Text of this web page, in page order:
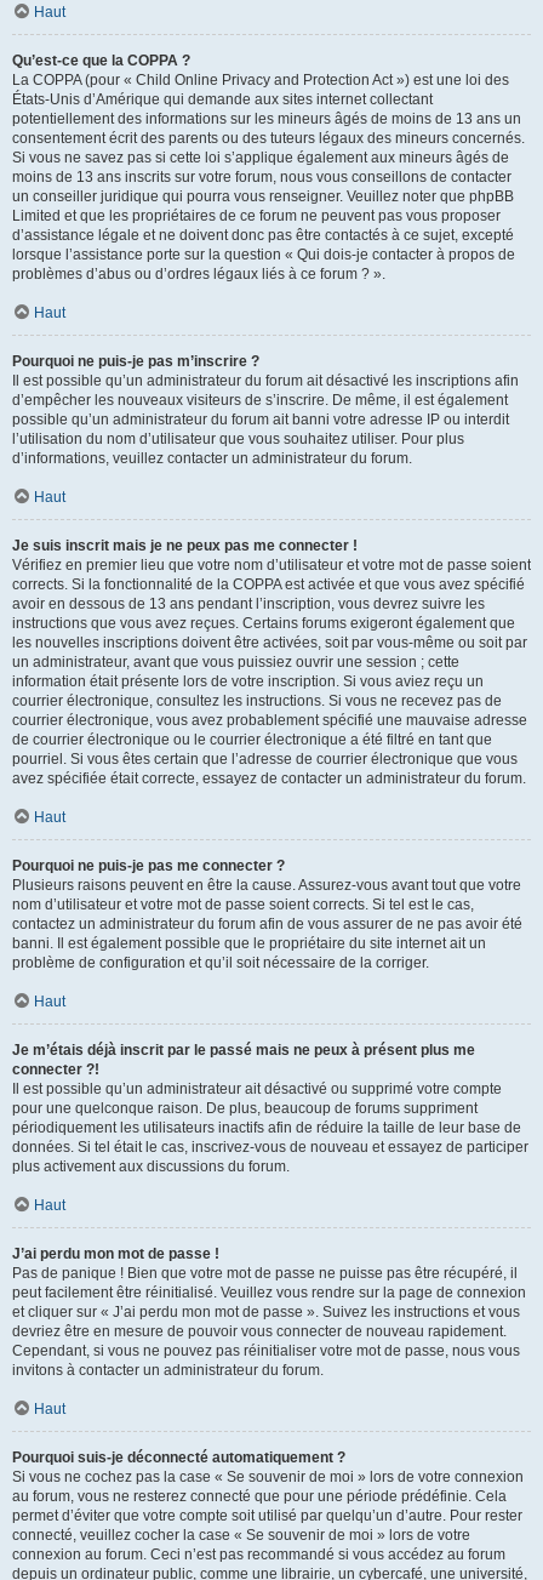
Haut
Qu’est-ce que la COPPA ?
La COPPA (pour « Child Online Privacy and Protection Act ») est une loi des
États-Unis d’Amérique qui demande aux sites internet collectant
potentiellement des informations sur les mineurs âgés de moins de 13 ans un
consentement écrit des parents ou des tuteurs légaux des mineurs concernés.
Si vous ne savez pas si cette loi s’applique également aux mineurs âgés de
moins de 13 ans inscrits sur votre forum, nous vous conseillons de contacter
un conseiller juridique qui pourra vous renseigner. Veuillez noter que phpBB
Limited et que les propriétaires de ce forum ne peuvent pas vous proposer
d’assistance légale et ne doivent donc pas être contactés à ce sujet, excepté
lorsque l’assistance porte sur la question « Qui dois-je contacter à propos de
problèmes d’abus ou d’ordres légaux liés à ce forum ? ».
Haut
Pourquoi ne puis-je pas m’inscrire ?
Il est possible qu’un administrateur du forum ait désactivé les inscriptions afin
d’empêcher les nouveaux visiteurs de s’inscrire. De même, il est également
possible qu’un administrateur du forum ait banni votre adresse IP ou interdit
l’utilisation du nom d’utilisateur que vous souhaitez utiliser. Pour plus
d’informations, veuillez contacter un administrateur du forum.
Haut
Je suis inscrit mais je ne peux pas me connecter !
Vérifiez en premier lieu que votre nom d’utilisateur et votre mot de passe soient
corrects. Si la fonctionnalité de la COPPA est activée et que vous avez spécifié
avoir en dessous de 13 ans pendant l’inscription, vous devrez suivre les
instructions que vous avez reçues. Certains forums exigeront également que
les nouvelles inscriptions doivent être activées, soit par vous-même ou soit par
un administrateur, avant que vous puissiez ouvrir une session ; cette
information était présente lors de votre inscription. Si vous aviez reçu un
courrier électronique, consultez les instructions. Si vous ne recevez pas de
courrier électronique, vous avez probablement spécifié une mauvaise adresse
de courrier électronique ou le courrier électronique a été filtré en tant que
pourriel. Si vous êtes certain que l’adresse de courrier électronique que vous
avez spécifiée était correcte, essayez de contacter un administrateur du forum.
Haut
Pourquoi ne puis-je pas me connecter ?
Plusieurs raisons peuvent en être la cause. Assurez-vous avant tout que votre
nom d’utilisateur et votre mot de passe soient corrects. Si tel est le cas,
contactez un administrateur du forum afin de vous assurer de ne pas avoir été
banni. Il est également possible que le propriétaire du site internet ait un
problème de configuration et qu’il soit nécessaire de la corriger.
Haut
Je m’étais déjà inscrit par le passé mais ne peux à présent plus me
connecter ?!
Il est possible qu’un administrateur ait désactivé ou supprimé votre compte
pour une quelconque raison. De plus, beaucoup de forums suppriment
périodiquement les utilisateurs inactifs afin de réduire la taille de leur base de
données. Si tel était le cas, inscrivez-vous de nouveau et essayez de participer
plus activement aux discussions du forum.
Haut
J’ai perdu mon mot de passe !
Pas de panique ! Bien que votre mot de passe ne puisse pas être récupéré, il
peut facilement être réinitialisé. Veuillez vous rendre sur la page de connexion
et cliquer sur « J’ai perdu mon mot de passe ». Suivez les instructions et vous
devriez être en mesure de pouvoir vous connecter de nouveau rapidement.
Cependant, si vous ne pouvez pas réinitialiser votre mot de passe, nous vous
invitons à contacter un administrateur du forum.
Haut
Pourquoi suis-je déconnecté automatiquement ?
Si vous ne cochez pas la case « Se souvenir de moi » lors de votre connexion
au forum, vous ne resterez connecté que pour une période prédéfinie. Cela
permet d’éviter que votre compte soit utilisé par quelqu’un d’autre. Pour rester
connecté, veuillez cocher la case « Se souvenir de moi » lors de votre
connexion au forum. Ceci n’est pas recommandé si vous accédez au forum
depuis un ordinateur public, comme une librairie, un cybercafé, une université,